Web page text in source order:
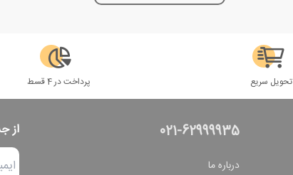
تحویل سریع پرداخت در 4 قسط
021-62999935
درباره ما
از